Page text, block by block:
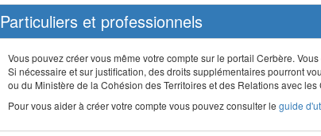
Particuliers et professionnels
Vous pouvez créer vous même votre compte sur le portail Cerbère.
Si nécessaire et sur justification, des droits supplémentaires pourront
ou du Ministère de la Cohésion des Territoires et des Relations avec les
Pour vous aider à créer votre compte vous pouvez consulter le guide